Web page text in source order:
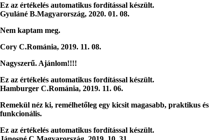
Ez az értékelés automatikus fordítással készült.
Gyuláné B.Magyarország, 2020. 01. 08.
Nem kaptam meg.
Cory C.Románia, 2019. 11. 08.
Nagyszerű. Ajánlom!!!!
Ez az értékelés automatikus fordítással készült.
Hamburger C.Románia, 2019. 11. 06.
Remekül néz ki, remélhetőleg egy kicsit magasabb, praktikus és
funkcionális.
Ez az értékelés automatikus fordítással készült.